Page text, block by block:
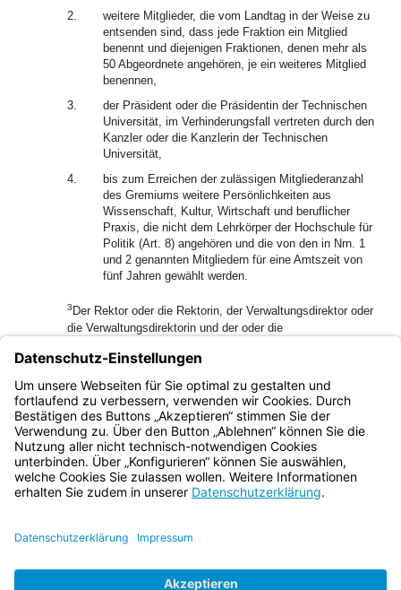
2.
weitere Mitglieder, die vom Landtag in der Weise zu
entsenden sind, dass jede Fraktion ein Mitglied
benennt und diejenigen Fraktionen, denen mehr als
50 Abgeordnete angehören, je ein weiteres Mitglied
benennen,
3.
der Präsident oder die Präsidentin der Technischen
Universität, im Verhinderungsfall vertreten durch den
Kanzler oder die Kanzlerin der Technischen
Universität,
4.
bis zum Erreichen der zulässigen Mitgliederanzahl
des Gremiums weitere Persönlichkeiten aus
Wissenschaft, Kultur, Wirtschaft und beruflicher
Praxis, die nicht dem Lehrkörper der Hochschule für
Politik (Art. 8) angehören und die von den in Nrn. 1
und 2 genannten Mitgliedern für eine Amtszeit von
fünf Jahren gewählt werden.
3 Der Rektor oder die Rektorin, der Verwaltungsdirektor oder
die Verwaltungsdirektorin und der oder die
den Sitzungen des Hochschulbeirats ohne Stimmrecht teil;
das Staatsministerium ist zu den Sitzungen einzuladen.
(3) Das Nähere regelt die Grundordnung.
Bayern.de
BayernPortal
Impressum